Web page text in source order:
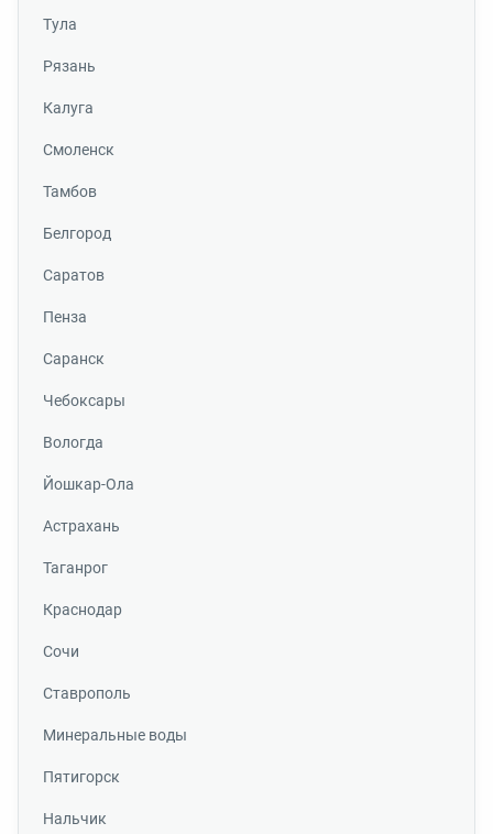
Тула
Рязань
Калуга
Смоленск
Тамбов
Белгород
Саратов
Пенза
Саранск
Чебоксары
Вологда
Йошкар-Ола
Астрахань
Таганрог
Краснодар
Сочи
Ставрополь
Минеральные воды
Пятигорск
Нальчик